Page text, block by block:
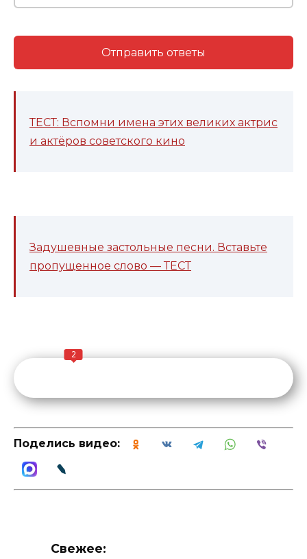
Отправить ответы
ТЕСТ: Вспомни имена этих великих актрис
и актёров советского кино
Задушевные застольные песни. Вставьте
пропущенное слово — ТЕСТ
2
Поделись видео:
Свежее: